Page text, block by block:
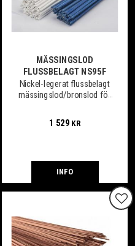
MÄSSINGSLOD
FLUSSBELAGT NS95F
Nickel-legerat flussbelagt
mässingslod/bronslod för
i olegerat stål samt
1 529KR
INFO
till i favoriter